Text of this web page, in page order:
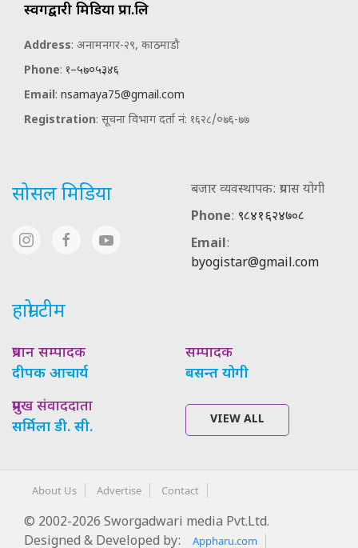
स्वर्गद्वारी मिडिया प्रा.लि
Address: अनामनगर-२९, काठमाडौ
Phone: १–५७०५३४६
Email: nsamaya75@gmail.com
Registration: सूचना विभाग दर्ता नं: १६२८/०७६-७७
सोसल मिडिया
बजार व्यवस्थापक: प्रयास योगी
Phone: ९८४१६२४७०८
Email:
byogistar@gmail.com
हाम्रो टीम
प्रधान सम्पादक
दीपक आचार्य
सम्पादक
बसन्त योगी
प्रमुख संवाददाता
सर्मिला डी. सी.
VIEW ALL
About Us Advertise Contact
© 2002-2026 Sworgadwari media Pvt.Ltd.
Designed & Developed by:
Appharu.com